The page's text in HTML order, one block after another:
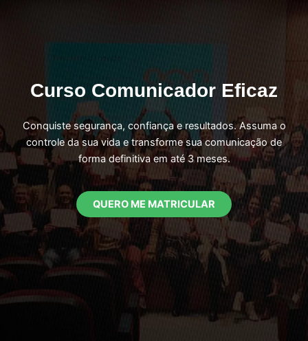
Curso Comunicador Eficaz
Conquiste segurança, confiança e resultados. Assuma o
controle da sua vida e transforme sua comunicação de
forma definitiva em até 3 meses.
QUERO ME MATRICULAR